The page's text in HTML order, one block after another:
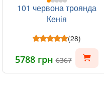
101 червона троянда
Кенія
(28)
5788 грн6367